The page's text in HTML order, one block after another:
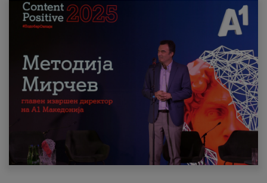
МК EN
Приватни Деловни
Поддршка
Надополни кредит